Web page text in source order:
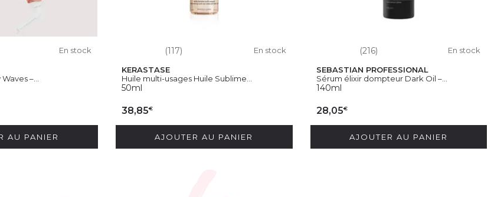
En stock
–...
AU PANIER
(117) En stock
KERASTASE
Huile multi-usages Huile Sublime...
50ml
38,85€
AJOUTER AU PANIER
(216) En stock
SEBASTIAN PROFESSIONAL
Sérum élixir dompteur Dark Oil –...
140ml
28,05€
AJOUTER AU PANIER